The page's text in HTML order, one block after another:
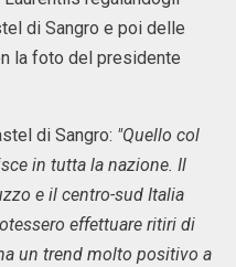
di Sangro e poi delle
la foto del presidente
di Sangro: "Quello col
in tutta la nazione. Il
e il centro-sud Italia
effettuare ritiri di
un trend molto positivo a